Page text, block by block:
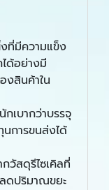
ที่มีความแข็ง
ด้อย่างมี
งสินค้าใน
เบากว่าบรรจุ
การขนส่งได้
วัสดุรีไซเคิลที่
ดปริมาณขยะ